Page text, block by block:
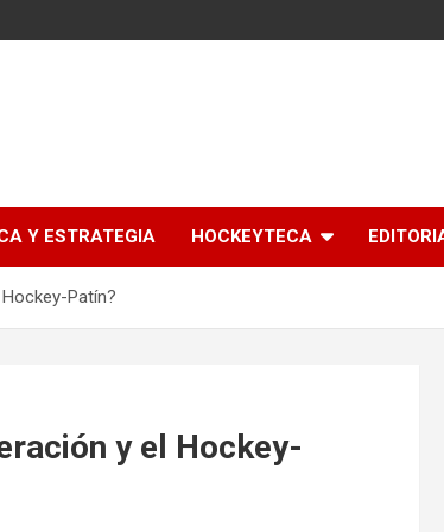
Y ESTRATEGIA HOCKEYTECA
Patín?
y el Hockey-